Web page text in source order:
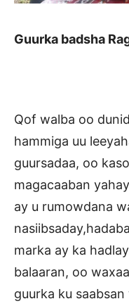
Guurka badsha
Qof walba oo
hammiga uu
guursadaa, oo
magacaaban
ay u rumowdana
marka ay ka
balaaran, oo
guurka ku